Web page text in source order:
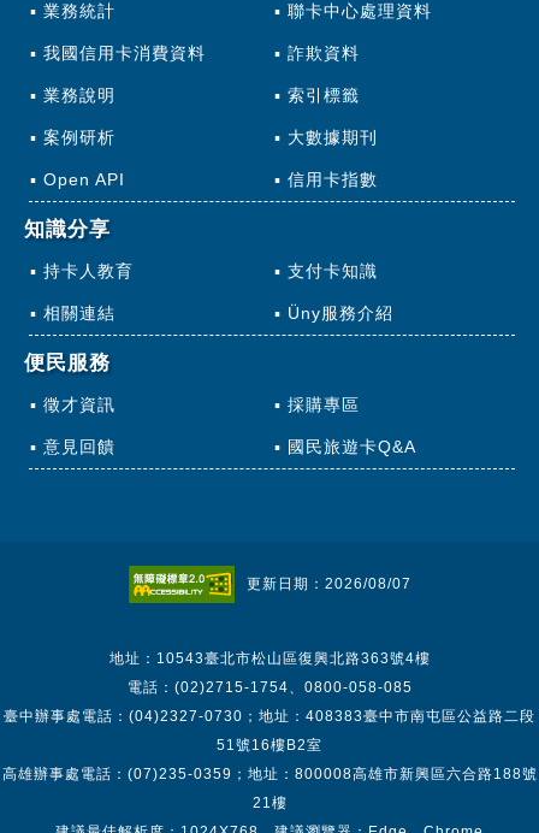
業務統計 聯卡中心處理資料
我國信用卡消費資料 詐欺資料
業務說明 索引標籤
案例研析 大數據期刊
Open API 信用卡指數
知識分享
持卡人教育 支付卡知識
相關連結 Üny服務介紹
便民服務
徵才資訊 採購專區
意見回饋 國民旅遊卡Q&A
更新日期：2026/08/07
地址：10543臺北市松山區復興北路363號4樓
電話：(02)2715-1754、0800-058-085
臺中辦事處電話：(04)2327-0730；地址：408383臺中市南屯區公益路二段
51號16樓B2室
高雄辦事處電話：(07)235-0359；地址：800008高雄市新興區六合路188號
21樓